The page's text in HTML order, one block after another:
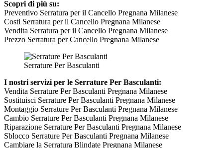
Scopri di più su:
Preventivo Serratura per il Cancello Pregnana Milanese
Costi Serratura per il Cancello Pregnana Milanese
Vendita Serratura per il Cancello Pregnana Milanese
Prezzo Serratura per Cancello Pregnana Milanese
Serrature Per Basculanti
I nostri servizi per le Serrature Per Basculanti:
Vendita Serrature Per Basculanti Pregnana Milanese
Sostituisci Serrature Per Basculanti Pregnana Milanese
Montaggio Serrature Per Basculanti Pregnana Milanese
Cambio Serrature Per Basculanti Pregnana Milanese
Riparazione Serrature Per Basculanti Pregnana Milanese
Sblocco Serrature Per Basculanti Pregnana Milanese
Cambiare la Serratura Blindate Pregnana Milanese